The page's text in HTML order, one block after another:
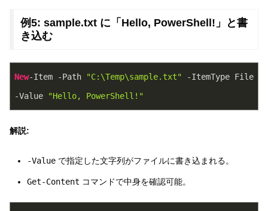
例5: sample.txt に「Hello, PowerShell!」と書
き込む
New-Item -Path "C:\Temp\sample.txt" -ItemType File
-Value
"Hello, PowerShell!"
解説:
-Valueで指定した文字列がファイルに書き込まれる。
Get-Content コマンドで中身を確認可能。